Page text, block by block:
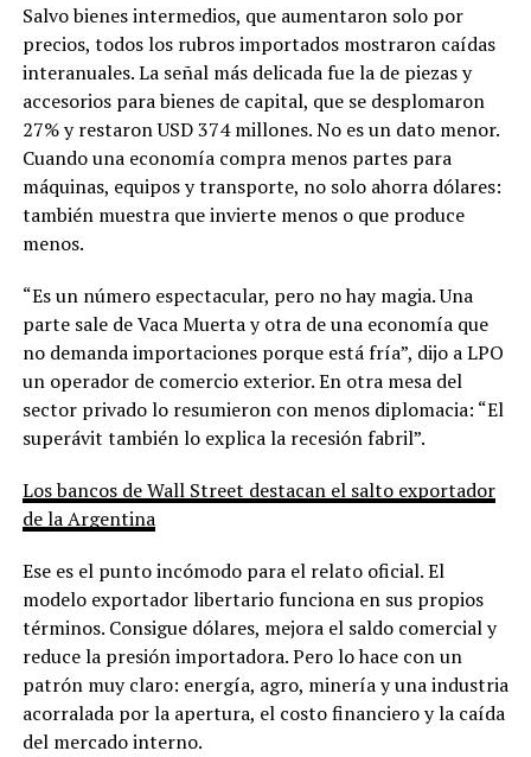
Salvo bienes intermedios, que aumentaron solo por
precios, todos los rubros importados mostraron caídas
interanuales. La señal más delicada fue la de piezas y
accesorios para bienes de capital, que se desplomaron
27% y restaron USD 374 millones. No es un dato menor.
Cuando una economía compra menos partes para
máquinas, equipos y transporte, no solo ahorra dólares:
también muestra que invierte menos o que produce
menos.
“Es un número espectacular, pero no hay magia. Una
parte sale de Vaca Muerta y otra de una economía que
no demanda importaciones porque está fría”, dijo a LPO
un operador de comercio exterior. En otra mesa del
sector privado lo resumieron con menos diplomacia: “El
superávit también lo explica la recesión fabril”.
Los bancos de Wall Street destacan el salto exportador
de la Argentina
Ese es el punto incómodo para el relato oficial. El
modelo exportador libertario funciona en sus propios
términos. Consigue dólares, mejora el saldo comercial y
reduce la presión importadora. Pero lo hace con un
patrón muy claro: energía, agro, minería y una industria
acorralada por la apertura, el costo financiero y la caída
del mercado interno.